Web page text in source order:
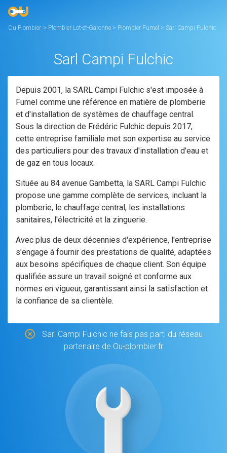
Ou Plombier > Plombier Lot-et-Garonne > Plombier Fumel > Sarl Campi Fulchic
Sarl Campi Fulchic
Depuis 2001, la SARL Campi Fulchic s'est imposée à
Fumel comme une référence en matière de plomberie
et d'installation de systèmes de chauffage central.
Sous la direction de Frédéric Fulchic depuis 2017,
cette entreprise familiale met son expertise au service
des particuliers pour des travaux d'installation d'eau et
de gaz en tous locaux.
Située au 84 avenue Gambetta, la SARL Campi Fulchic
propose une gamme complète de services, incluant la
plomberie, le chauffage central, les installations
sanitaires, l'électricité et la zinguerie.
Avec plus de deux décennies d'expérience, l'entreprise
s'engage à fournir des prestations de qualité, adaptées
aux besoins spécifiques de chaque client. Son équipe
qualifiée assure un travail soigné et conforme aux
normes en vigueur, garantissant ainsi la satisfaction et
la confiance de sa clientèle.
Sarl Campi Fulchic ne fais pas parti du réseau
partenaire de Ou-plombier.fr